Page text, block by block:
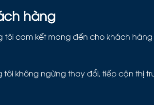
hàng
tôi cam kết mang đến cho khách
không ngừng thay đổi, tiếp cận thị